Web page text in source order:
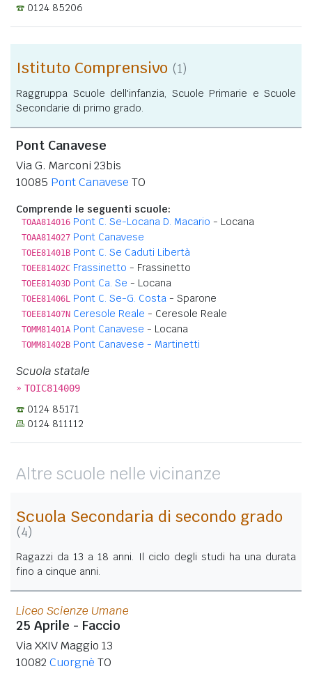
0124 85206
Istituto Comprensivo (1)
Raggruppa Scuole dell'infanzia, Scuole Primarie e Scuole
Secondarie di primo grado.
Pont Canavese
Via G. Marconi 23bis
10085 Pont Canavese TO
Comprende le seguenti scuole:
TOAA814016 Pont C. Se-Locana D. Macario - Locana
TOAA814027 Pont Canavese
TOEE81401B Pont C. Se Caduti Libertà
TOEE81402C Frassinetto - Frassinetto
TOEE81403D Pont Ca. Se - Locana
TOEE81406L Pont C. Se-G. Costa - Sparone
TOEE81407N Ceresole Reale - Ceresole Reale
TOMM81401A Pont Canavese - Locana
TOMM81402B Pont Canavese - Martinetti
Scuola statale
» TOIC814009
0124 85171
0124 811112
Altre scuole nelle vicinanze
Scuola Secondaria di secondo grado
(4)
Ragazzi da 13 a 18 anni. Il ciclo degli studi ha una durata
fino a cinque anni.
Liceo Scienze Umane
25 Aprile - Faccio
Via XXIV Maggio 13
10082 Cuorgnè TO